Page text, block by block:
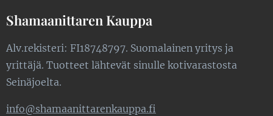
Shamaanittaren Kauppa
Alv.rekisteri: FI18748797. Suomalainen yritys ja
yrittäjä. Tuotteet lähtevät sinulle kotivarastosta
Seinäjoelta.
info@shamaanittarenkauppa.fi